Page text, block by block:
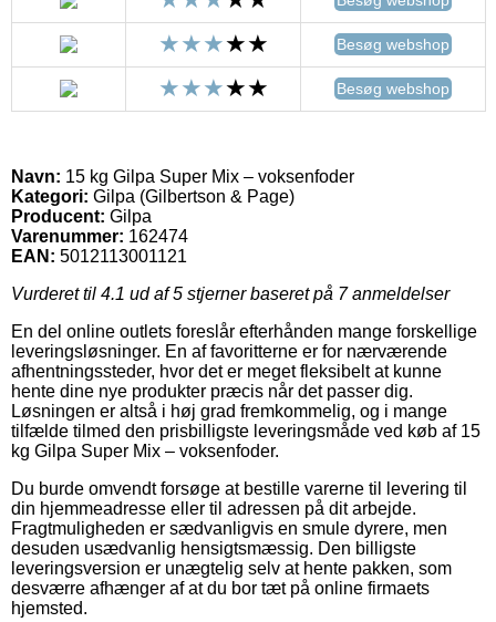
Besøg webshop
Besøg webshop
Navn: 15 kg Gilpa Super Mix – voksenfoder
Kategori: Gilpa (Gilbertson & Page)
Producent: Gilpa
Varenummer: 162474
EAN: 5012113001121
Vurderet til 4.1 ud af 5 stjerner baseret på 7anmeldelser
En del online outlets foreslår efterhånden mange forskellige
leveringsløsninger. En af favoritterne er for nærværende
afhentningssteder, hvor det er meget fleksibelt at kunne
hente dine nye produkter præcis når det passer dig.
Løsningen er altså i høj grad fremkommelig, og i mange
tilfælde tilmed den prisbilligste leveringsmåde ved køb af 15
kg Gilpa Super Mix – voksenfoder.
Du burde omvendt forsøge at bestille varerne til levering til
din hjemmeadresse eller til adressen på dit arbejde.
Fragtmuligheden er sædvanligvis en smule dyrere, men
desuden usædvanlig hensigtsmæssig. Den billigste
leveringsversion er unægtelig selv at hente pakken, som
desværre afhænger af at du bor tæt på online firmaets
hjemsted.